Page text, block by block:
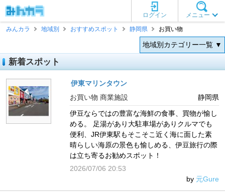
メニュー
ログイン
みんカラ
地域別 おすすめスポット 静岡県 お買い物
地域別カテゴリー一覧 ▼
新着スポット
伊東マリンタウン
静岡県
お買い物 商業施設
伊豆ならではの豊富な海鮮の食事、買物が愉し
める。 足湯があり大駐車場がありクルマでも
便利、JR伊東駅もそこそこ近く海に面した素
晴らしい海原の景色も愉しめる、伊豆旅行の際
は立ち寄るお勧めスポット！
2026/07/06 20:53
by 元Gure